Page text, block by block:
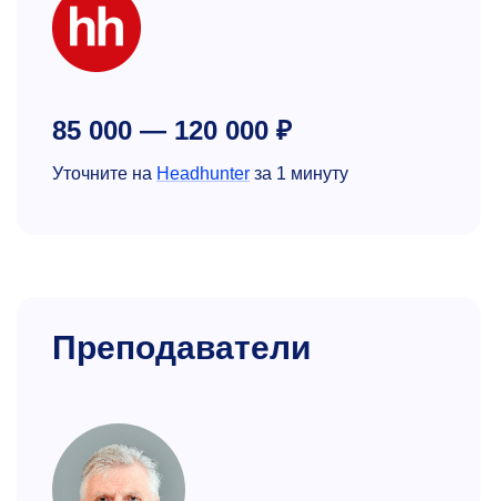
85 000 — 120 000 ₽
Уточните на Headhunter за 1 минуту
Преподаватели